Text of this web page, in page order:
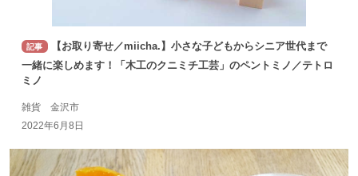
記事
【お取り寄せ／miicha.】小さな子どもからシニア世代まで
一緒に楽しめます！「木工のクニミチ工芸」のペントミノ／テトロ
ミノ
雑貨 金沢市
2022年6月8日